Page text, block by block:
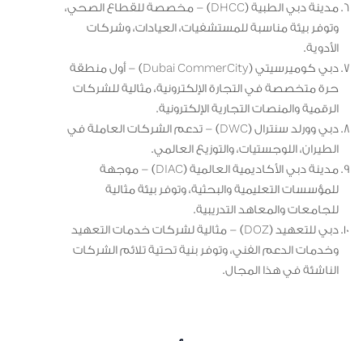
مدينة دبي الطبية (DHCC) – مخصصة للقطاع الصحي،
وتوفر بيئة مناسبة للمستشفيات، العيادات، وشركات
الأدوية.
دبي كوميرسيتي (Dubai CommerCity) – أول منطقة
حرة متخصصة في التجارة الإلكترونية، مثالية للشركات
الرقمية والمنصات التجارية الإلكترونية.
دبي وورلد سنترال (DWC) – تدعم الشركات العاملة في
الطيران، اللوجستيات، والتوزيع العالمي.
مدينة دبي الأكاديمية العالمية (DIAC) – موجهة
للمؤسسات التعليمية والبحثية، وتوفر بيئة مثالية
للجامعات والمعاهد التدريبية.
دبي للتعهيد (DOZ) – مثالية لشركات خدمات التعهيد
وخدمات الدعم الفني، وتوفر بنية تحتية تلائم الشركات
الناشئة في هذا المجال.